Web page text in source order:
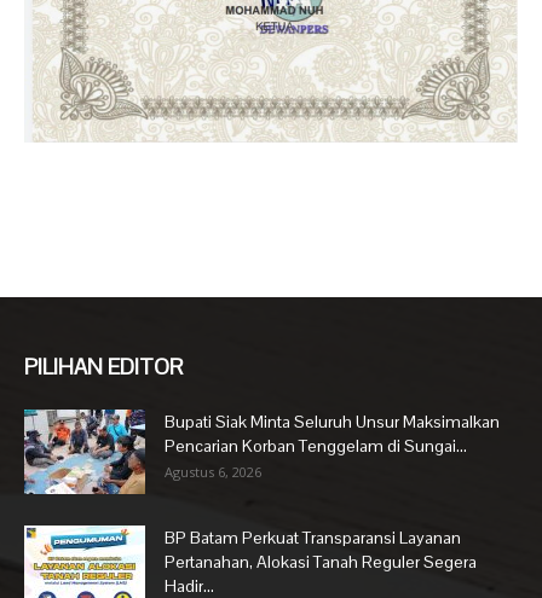
PILIHAN EDITOR
Bupati Siak Minta Seluruh Unsur Maksimalkan
Pencarian Korban Tenggelam di Sungai...
Agustus 6, 2026
BP Batam Perkuat Transparansi Layanan
Pertanahan, Alokasi Tanah Reguler Segera
Hadir...